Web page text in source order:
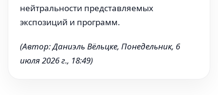
нейтральности представляемых
экспозиций и программ.
(Автор: Даниэль Вёльцке, Понедельник, 6
июля 2026 г., 18:49)